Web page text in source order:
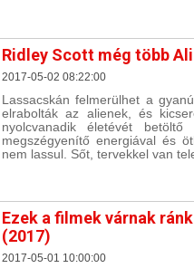
Ridley Scott még több
2017-05-02 08:22:00
Lassacskán felmerülhet a
elrabolták az alienek, és
nyolcvanadik életévét
megszégyenítő energiával és
nem lassul. Sőt, tervekkel van
Ezek a filmek várnak
(2017)
2017-05-01 10:00:00